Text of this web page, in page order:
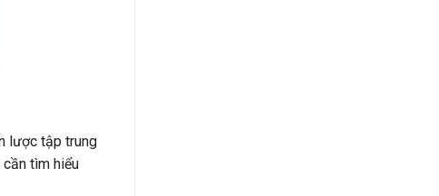
lược tập trung
tìm hiểu